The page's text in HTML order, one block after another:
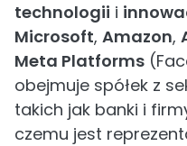
technologii i
Microsoft, Amazon,
Meta Platforms
obejmuje spółek z
takich jak banki i
czemu jest